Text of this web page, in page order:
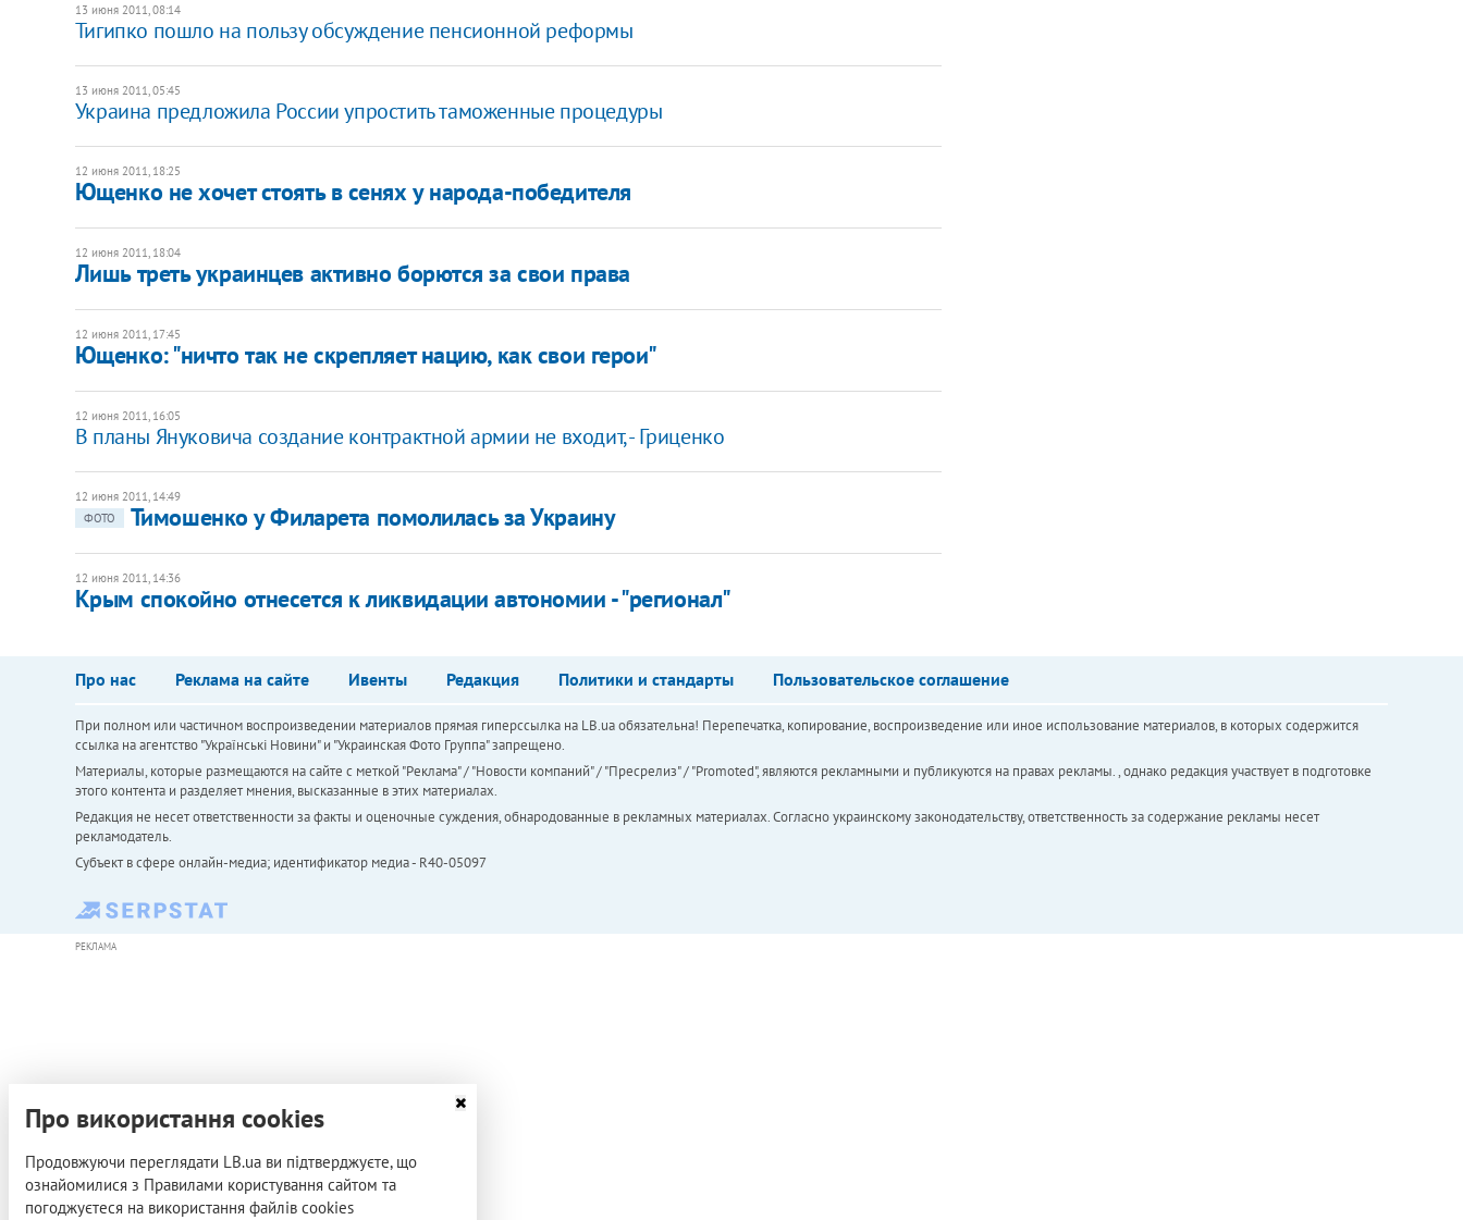
13 июня 2011, 08:14
Тигипко пошло на пользу обсуждение пенсионной реформы
13 июня 2011, 05:45
Украина предложила России упростить таможенные процедуры
12 июня 2011, 18:25
Ющенко не хочет стоять в сенях у народа-победителя
12 июня 2011, 18:04
Лишь треть украинцев активно борются за свои права
12 июня 2011, 17:45
Ющенко: "ничто так не скрепляет нацию, как свои герои"
12 июня 2011, 16:05
В планы Януковича создание контрактной армии не входит, - Гриценко
12 июня 2011, 14:49
ФОТО
Тимошенко у Филарета помолилась за Украину
12 июня 2011, 14:36
Крым спокойно отнесется к ликвидации автономии - "регионал"
Про нас Реклама на сайте Ивенты Редакция Политики и стандарты Пользовательское соглашение
При полном или частичном воспроизведении материалов прямая гиперссылка на LB.ua обязательна! Перепечатка, копирование, воспроизведение или иное использование материалов, в которых содержится
ссылка на агентство "Українськi Новини" и "Украинская Фото Группа" запрещено.
Материалы, которые размещаются на сайте с меткой "Реклама" / "Новости компаний" / "Пресрелиз" / "Promoted", являются рекламными и публикуются на правах рекламы. , однако редакция участвует в подготовке
этого контента и разделяет мнения, высказанные в этих материалах.
Редакция не несет ответственности за факты и оценочные суждения, обнародованные в рекламных материалах. Согласно украинскому законодательству, ответственность за содержание рекламы несет
рекламодатель.
Субъект в сфере онлайн-медиа; идентификатор медиа - R40-05097
РЕКЛАМА
Про використання cookies
Продовжуючи переглядати LB.ua ви підтверджуєте, що
ознайомилися з Правилами користування сайтом та
погоджуєтеся на використання файлів cookies